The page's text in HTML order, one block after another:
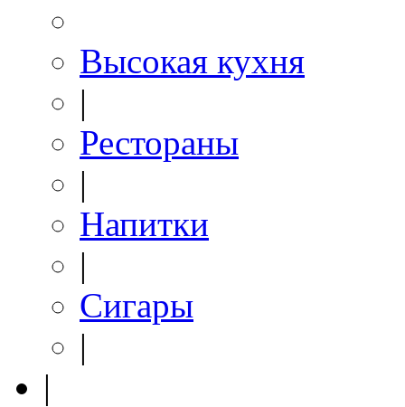
Высокая кухня
|
Рестораны
|
Напитки
|
Сигары
|
|